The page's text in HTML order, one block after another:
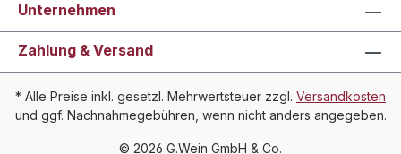
Unternehmen
Zahlung & Versand
* Alle Preise inkl. gesetzl. Mehrwertsteuer zzgl. Versandkosten
und ggf. Nachnahmegebühren, wenn nicht anders angegeben.
© 2026 G.Wein GmbH & Co.